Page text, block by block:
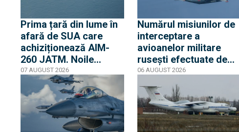
Prima țară din lume în
afară de SUA care
achiziționează AIM-
260 JATM. Noile
rachete aer-aer de
ultimă generație vor fi
integrate pe F-35 și
F/A-18
07 AUGUST 2026
Numărul misiunilor de
interceptare a
avioanelor militare
rusești efectuate de
avioanele de
vânătoare ale NATO a
crescut cu 250% față
de aceeași perioadă a
anului trecut
06 AUGUST 2026